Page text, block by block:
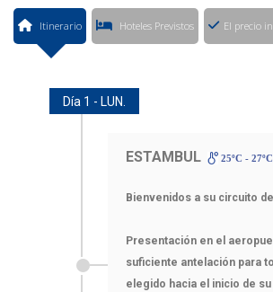
Itinerario Hoteles Previstos El precio
Día 1 - LUN.
ESTAMBUL 25ºC -
Bienvenidos a su circuito
Presentación en el
suficiente antelación para
elegido hacia el inicio de